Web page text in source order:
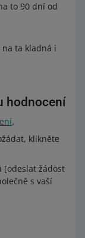
to 90 dní od
ta kladná i
hodnocení
.
klikněte
[odeslat žádost
s vaší